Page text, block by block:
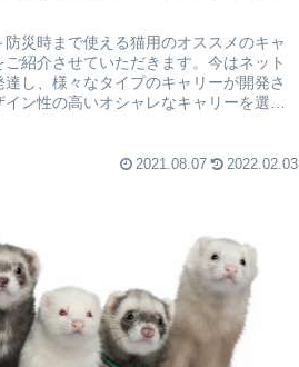
災時まで使える猫用のオススメのキャ
ご紹介させていただきます。今はネット
し、様々なタイプのキャリーが開発さ
ン性の高いオシャレなキャリーを選ぶ
2021.08.07 2022.02.03